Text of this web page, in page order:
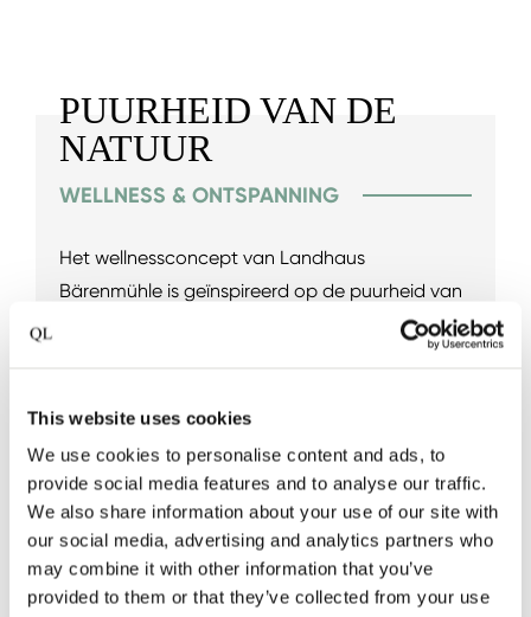
This website uses cookies
We use cookies to personalise content and ads, to
provide social media features and to analyse our traffic.
We also share information about your use of our site with
our social media, advertising and analytics partners who
may combine it with other information that you’ve
provided to them or that they’ve collected from your use
PUURHEID VAN DE
NATUUR
WELLNESS & ONTSPANNING
Het wellnessconcept van Landhaus
Bärenmühle is geïnspireerd op de puurheid van
de natuur. Of je nu het "Wellnest" op het terrein
van het oude kippenhok bezoekt, in de grote
knusse rustruimte naast de sauna, of bij de
kleine waterval zit te ontspannen en naar de
blauwe lucht staart, het is de perfecte plek om
tot rust te komen.